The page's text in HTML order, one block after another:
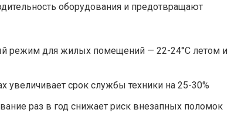
оборудования и предотвращают
режим для жилых помещений — 22-24°C летом и
увеличивает срок службы техники на 25-30%
раз в год снижает риск внезапных поломок